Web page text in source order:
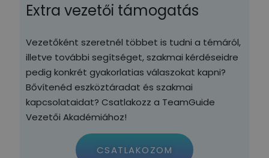
Extra vezetői támogatás
Vezetőként szeretnél többet is tudni a témáról,
illetve további segítséget, szakmai kérdéseidre
pedig konkrét gyakorlatias válaszokat kapni?
Bővítenéd eszköztáradat és szakmai
kapcsolataidat? Csatlakozz a TeamGuide
Vezetői Akadémiához!
CSATLAKOZOM